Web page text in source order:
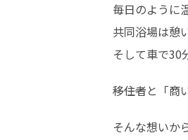
毎日のように
共同浴場は憩
そして車で30
―――移住者と「
そんな想いか